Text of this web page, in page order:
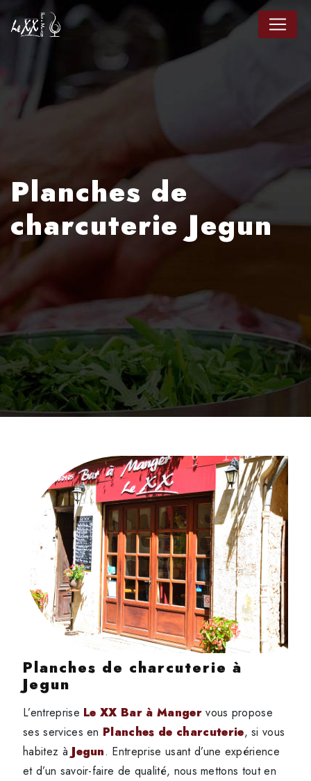
Planches de
charcuterie Jegun
Planches de charcuterie à
Jegun
L’entreprise Le XX Bar à Mangervous propose
ses services en Planches de charcuterie, si vous
habitez à Jegun. Entreprise usant d’une expérience
et d’un savoir-faire de qualité, nous mettons tout en
Panneau de gestion des cookies